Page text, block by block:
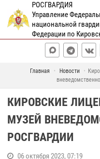
РОСГВАРДИЯ
Управление
национальной
Федерации по
Главная Новости
КИРОВСКИЕ
МУЗЕЙ
РОСГВАРДИИ
06 октября 2023, 07:19